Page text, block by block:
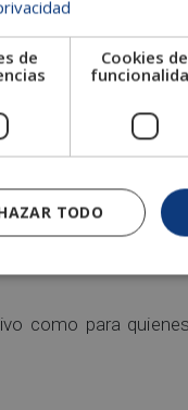
sobre la
servicio de clases
estudiantes y a
inteligencia artificial
posicionamiento
como para quienes
de
Cookies de
TODO